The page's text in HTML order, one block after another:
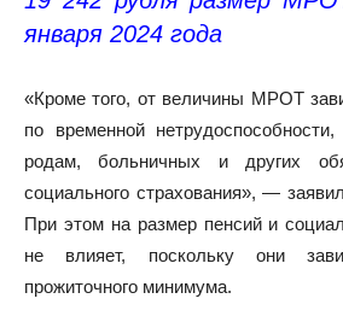
января 2024 года
«Кроме того, от величины МРОТ
по временной
родам, больничных и других
социального страхования», —
При этом на размер пенсий и
не влияет, поскольку они
прожиточного минимума.